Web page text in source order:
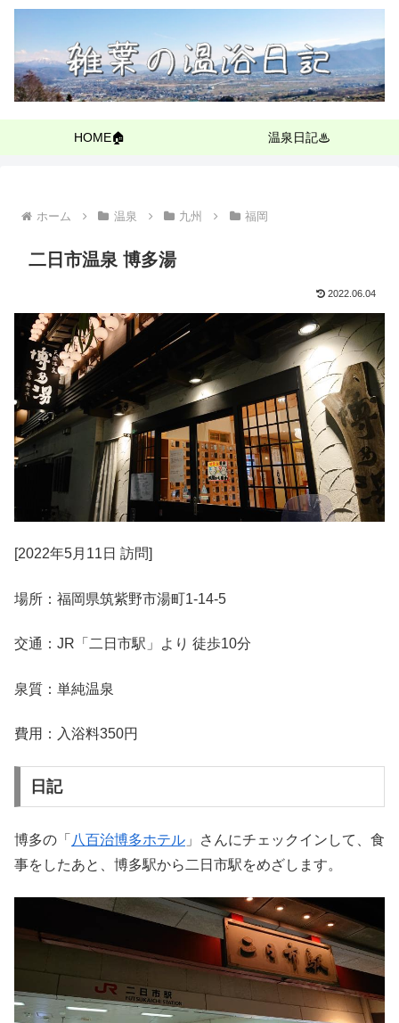
HOME🏠 温泉日記♨
ホーム 温泉 九州 福岡
二日市温泉 博多湯
2022.06.04
[2022年5月11日 訪問]
場所：福岡県筑紫野市湯町1-14-5
交通：JR「二日市駅」より 徒歩10分
泉質：単純温泉
費用：入浴料350円
日記
博多の「 八百治博多ホテル 」さんにチェックインして、食
事をしたあと、博多駅から二日市駅をめざします。